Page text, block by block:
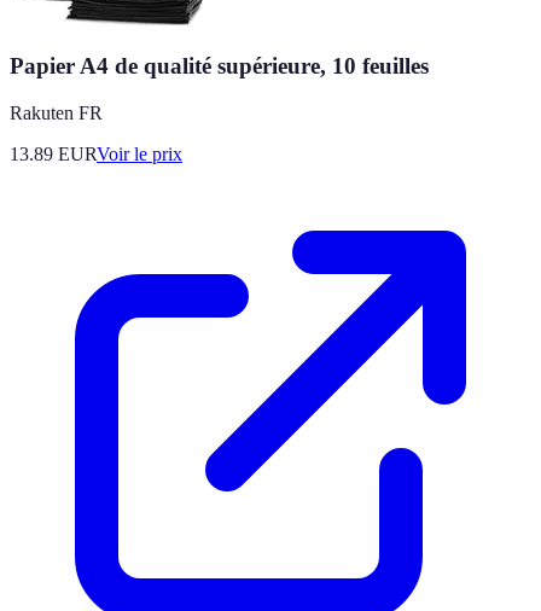
Papier A4 de qualité supérieure, 10 feuilles
Rakuten FR
13.89 EURVoir le prix